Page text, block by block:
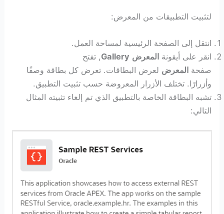
لتثبيت التطبيقات من المعرض:
انتقل إلى الصفحة الرئيسية لمساحة العمل.
انقر على أيقونة المعرض Gallery, تفتح
صفحة المعرض لعرض البطاقات. تعرض كل بطاقة وصفًا
وأزرارًا. تختلف الأزرار المعروضة حسب تثبيت التطبيق.
تشبه البطاقة الخاصة بالتطبيق الذي تم إلغاء تثبيته المثال
التالي: